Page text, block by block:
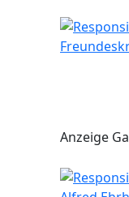
Anzeige